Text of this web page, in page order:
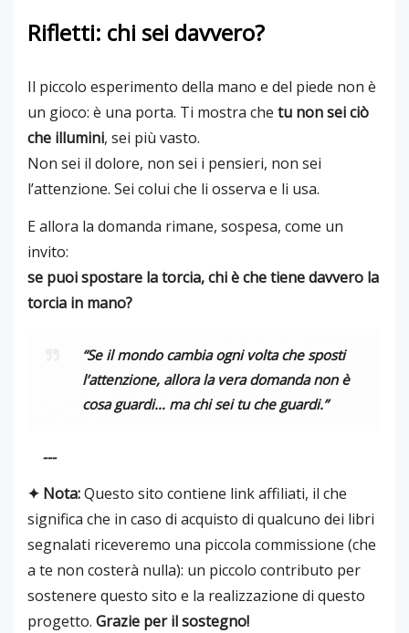
Rifletti: chi sei davvero?
Il piccolo esperimento della mano e del piede non è
un gioco: è una porta. Ti mostra che tu non sei ciò
che illumini, sei più vasto.
Non sei il dolore, non sei i pensieri, non sei
l’attenzione. Sei colui che li osserva e li usa.
E allora la domanda rimane, sospesa, come un
invito:
se puoi spostare la torcia, chi è che tiene davvero la
torcia in mano?
“Se il mondo cambia ogni volta che sposti
l’attenzione, allora la vera domanda non è
cosa guardi… ma chi sei tu che guardi.”
---
✦ Nota:Questo sito contiene link affiliati, il che
significa che in caso di acquisto di qualcuno dei libri
segnalati riceveremo una piccola commissione (che
a te non costerà nulla): un piccolo contributo per
sostenere questo sito e la realizzazione di questo
progetto. Grazie per il sostegno!